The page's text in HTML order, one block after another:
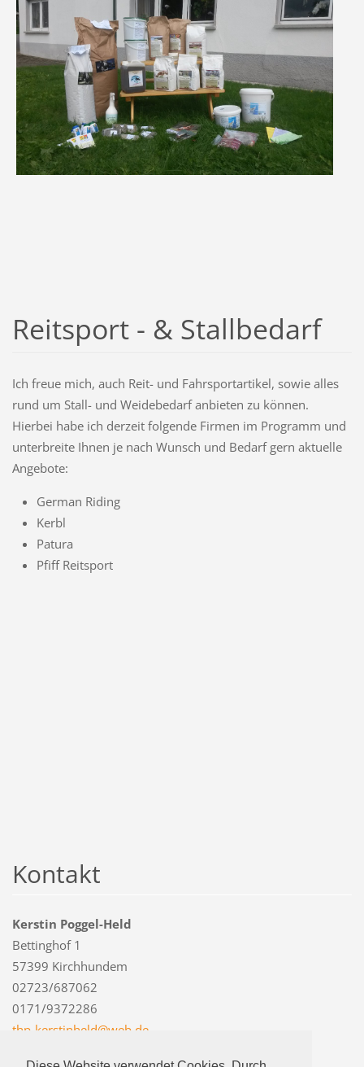
Reitsport - & Stallbedarf
Ich freue mich, auch Reit- und Fahrsportartikel, sowie alles
rund um Stall- und Weidebedarf anbieten zu können.
Hierbei habe ich derzeit folgende Firmen im Programm und
unterbreite Ihnen je nach Wunsch und Bedarf gern aktuelle
Angebote:
German Riding
Kerbl
Patura
Pfiff Reitsport
Kontakt
Kerstin Poggel-Held
Bettinghof 1
57399 Kirchhundem
02723/687062
0171/9372286
thp-kerstinheld@web.de